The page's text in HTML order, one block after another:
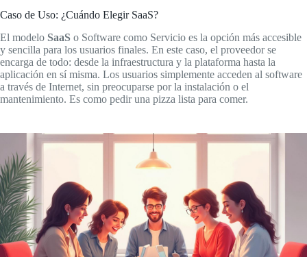
Caso de Uso: ¿Cuándo Elegir SaaS?
El modelo SaaS o Software como Servicio es la opción más accesible
y sencilla para los usuarios finales. En este caso, el proveedor se
encarga de todo: desde la infraestructura y la plataforma hasta la
aplicación en sí misma. Los usuarios simplemente acceden al software
a través de Internet, sin preocuparse por la instalación o el
mantenimiento. Es como pedir una pizza lista para comer.